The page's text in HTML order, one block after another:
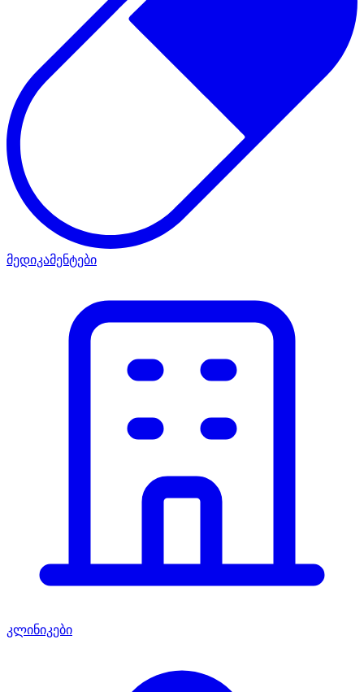
მედიკამენტები
კლინიკები